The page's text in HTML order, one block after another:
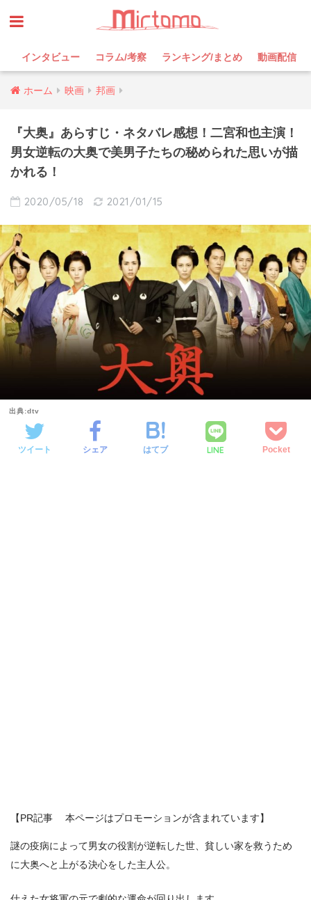
インタビュー コラム/考察 ランキング/まとめ 動画配信
ホーム 映画 邦画
『大奥』あらすじ・ネタバレ感想！二宮和也主演！
男女逆転の大奥で美男子たちの秘められた思いが描
かれる！
2020/05/18 2021/01/15
出典:dtv
ツイート シェア はてブ LINE Pocket
【PR記事 本ページはプロモーションが含まれています】
謎の疫病によって男女の役割が逆転した世、貧しい家を救うため
に大奥へと上がる決心をした主人公。